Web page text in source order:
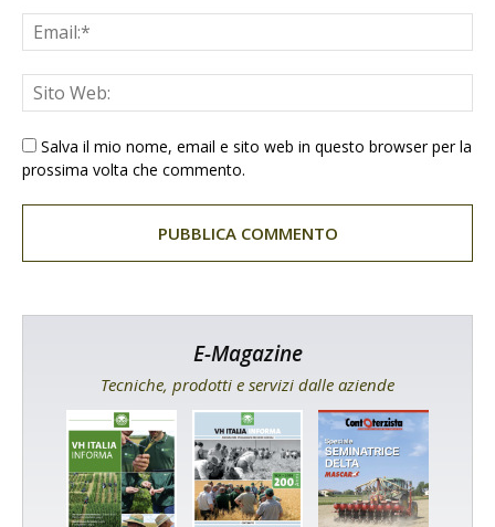
Salva il mio nome, email e sito web in questo browser per la
prossima volta che commento.
E-Magazine
Tecniche, prodotti e servizi dalle aziende